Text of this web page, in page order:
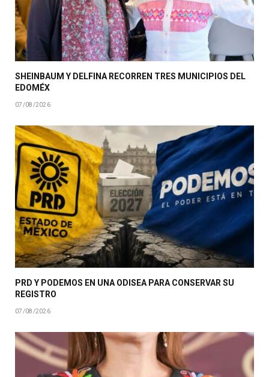
SHEINBAUM Y DELFINA RECORREN TRES MUNICIPIOS DEL
EDOMÉX
07/08/2026
PRD Y PODEMOS EN UNA ODISEA PARA CONSERVAR SU
REGISTRO
07/08/2026